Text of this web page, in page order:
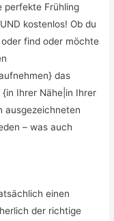
perfekte Frühling
kostenlos! Ob du
find oder möchte
das
Ihrer Nähe|in Ihrer
ausgezeichneten
– was auch
einen
der richtige